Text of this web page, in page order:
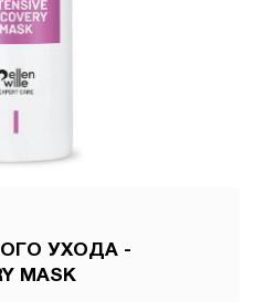
УХОДА -
MASK